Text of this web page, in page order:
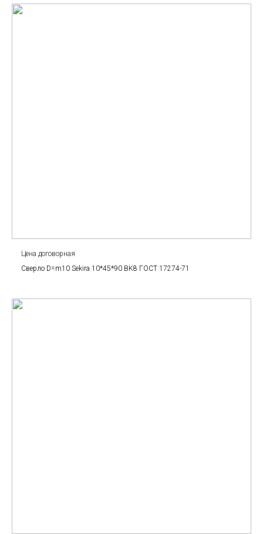
Цена договорная
Сверло D=m10 Sekira 10*45*90 BK8 ГОСТ 17274-71